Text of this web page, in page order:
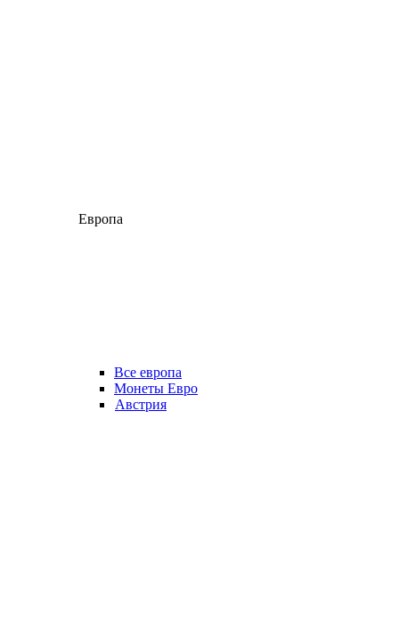
Европа
Все европа
Монеты Евро
Австрия